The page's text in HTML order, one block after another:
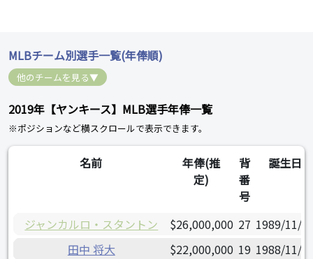
MLBチーム別選手一覧(年俸順)
他のチームを見る▼
2019年【ヤンキース】MLB選手年俸一覧
※ポジションなど横スクロールで表示できます。
名前
年俸(推
定)
背
番
号
誕生日
ジャンカルロ・スタントン $26,000,000 27 1989/11/
田中 将大
$22,000,000 19 1988/11/